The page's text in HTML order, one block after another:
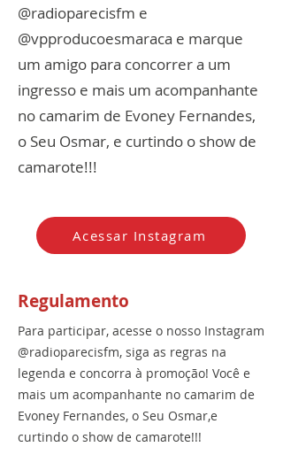
@radioparecisfm e
@vpproducoesmaraca e marque
um amigo para concorrer a um
ingresso e mais um acompanhante
no camarim de Evoney Fernandes,
o Seu Osmar, e curtindo o show de
camarote!!!
Acessar Instagram
Regulamento
Para participar, acesse o nosso Instagram
@radioparecisfm, siga as regras na
legenda e concorra à promoção! Você e
mais um acompanhante no camarim de
Evoney Fernandes, o Seu Osmar,e
curtindo o show de camarote!!!